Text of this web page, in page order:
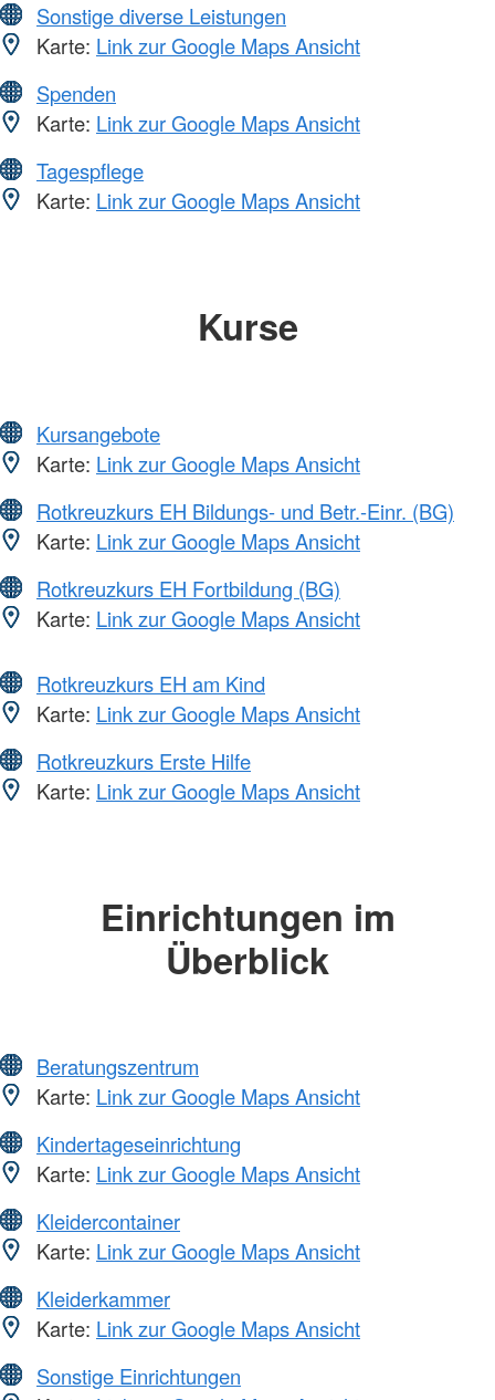
Sonstige diverse Leistungen
Karte: Link zur Google Maps Ansicht
Spenden
Karte: Link zur Google Maps Ansicht
Tagespflege
Karte: Link zur Google Maps Ansicht
Kurse
Kursangebote
Karte: Link zur Google Maps Ansicht
Rotkreuzkurs EH Bildungs- und Betr.-Einr. (BG)
Karte: Link zur Google Maps Ansicht
Rotkreuzkurs EH Fortbildung (BG)
Karte: Link zur Google Maps Ansicht
Rotkreuzkurs EH am Kind
Karte: Link zur Google Maps Ansicht
Rotkreuzkurs Erste Hilfe
Karte: Link zur Google Maps Ansicht
Einrichtungen im
Überblick
Beratungszentrum
Karte: Link zur Google Maps Ansicht
Kindertageseinrichtung
Karte: Link zur Google Maps Ansicht
Kleidercontainer
Karte: Link zur Google Maps Ansicht
Kleiderkammer
Karte: Link zur Google Maps Ansicht
Sonstige Einrichtungen